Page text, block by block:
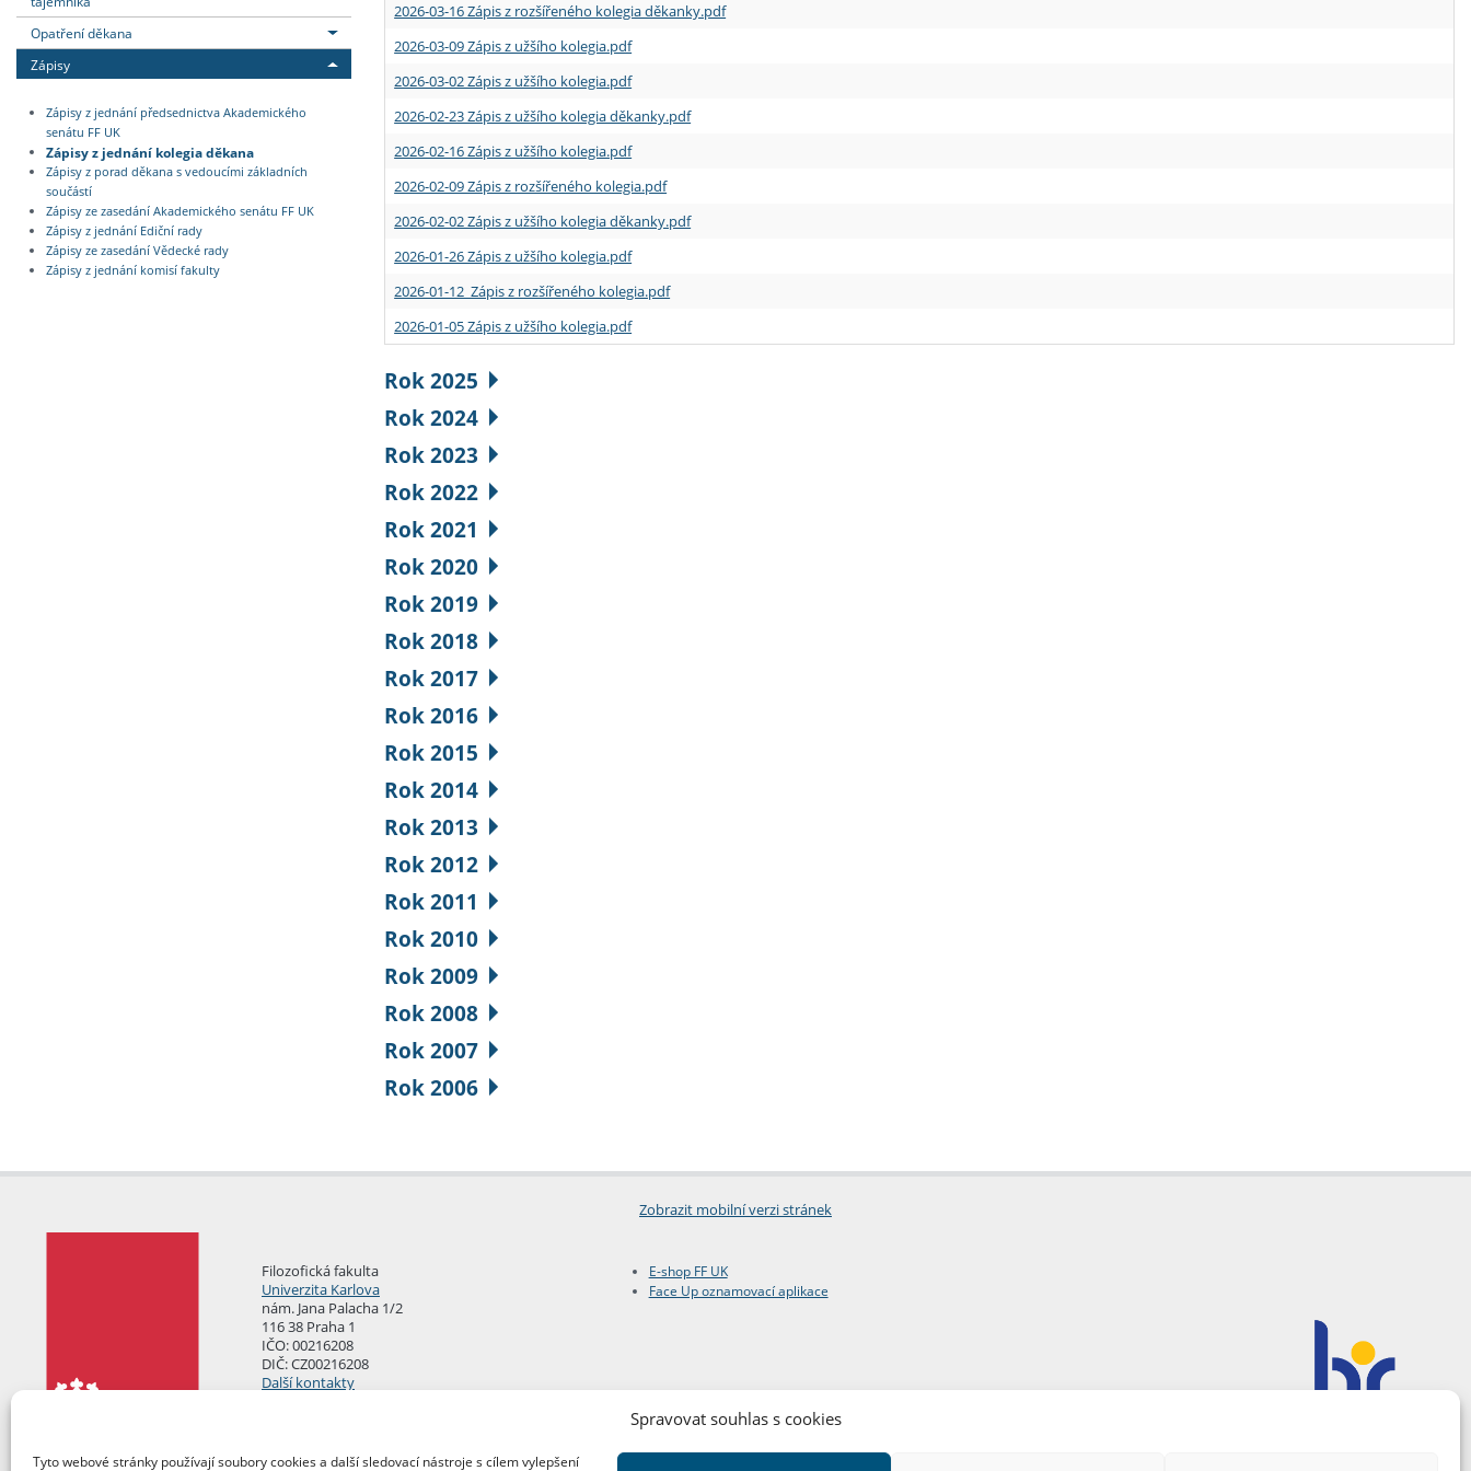
Spravovat souhlas s cookies
Tyto webové stránky používají soubory cookies a další sledovací nástroje s cílem vylepšení
Opatření děkana
Zápisy
Zápisy z jednání předsednictva Akademického
senátu FF UK
Zápisy z jednání kolegia děkana
Zápisy z porad děkana s vedoucími základních
součástí
Zápisy ze zasedání Akademického senátu FF UK
Zápisy z jednání Ediční rady
Zápisy ze zasedání Vědecké rady
Zápisy z jednání komisí fakulty
2026-03-16 Zápis z rozšířeného kolegia děkanky.pdf
2026-03-09 Zápis z užšího kolegia.pdf
2026-03-02 Zápis z užšího kolegia.pdf
2026-02-23 Zápis z užšího kolegia děkanky.pdf
2026-02-16 Zápis z užšího kolegia.pdf
2026-02-09 Zápis z rozšířeného kolegia.pdf
2026-02-02 Zápis z užšího kolegia děkanky.pdf
2026-01-26 Zápis z užšího kolegia.pdf
2026-01-12 Zápis z rozšířeného kolegia.pdf
2026-01-05 Zápis z užšího kolegia.pdf
Rok 2025
Rok 2024
Rok 2023
Rok 2022
Rok 2021
Rok 2020
Rok 2019
Rok 2018
Rok 2017
Rok 2016
Rok 2015
Rok 2014
Rok 2013
Rok 2012
Rok 2011
Rok 2010
Rok 2009
Rok 2008
Rok 2007
Rok 2006
Zobrazit mobilní verzi stránek
Filozofická fakulta
Univerzita Karlova
nám. Jana Palacha 1/2
116 38 Praha 1
IČO: 00216208
DIČ: CZ00216208
Další kontakty
E-shop FF UK
Face Up oznamovací aplikace